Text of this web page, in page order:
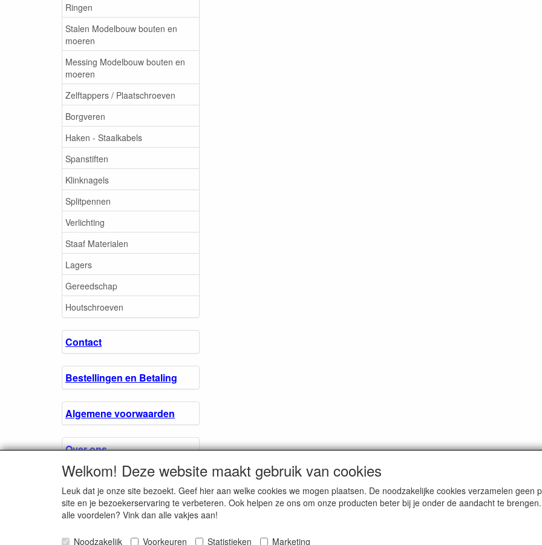
Ringen
Stalen Modelbouw bouten en
moeren
Messing Modelbouw bouten en
moeren
Zelftappers / Plaatschroeven
Borgveren
Haken - Staalkabels
Spanstiften
Klinknagels
Splitpennen
Verlichting
Staaf Materialen
Lagers
Gereedschap
Houtschroeven
Contact
Bestellingen en Betaling
Algemene voorwaarden
Over ons.
Privacyverklaring
Welkom! Deze website maakt gebruik van cookies
Leuk dat je onze site bezoekt. Geef hier aan welke cookies we mogen plaatsen. De noodzakelijke cookies verzamelen
site en je bezoekerservaring te verbeteren. Ook helpen ze ons om onze producten beter bij je onder de aandacht te
alle voordelen? Vink dan alle vakjes aan!
Noodzakelijk Voorkeuren Statistieken Marketing